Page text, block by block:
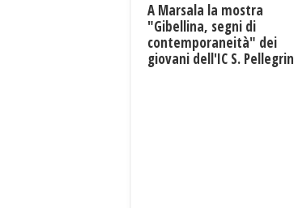
A Marsala la mostra
"Gibellina, segni di
contemporaneità" dei
giovani dell'IC S.